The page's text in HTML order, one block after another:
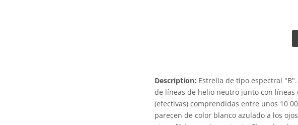
Description: Estrella de tipo espectral
de líneas de helio neutro junto con
(efectivas) comprendidas entre unos 10
parecen de color blanco azulado a los